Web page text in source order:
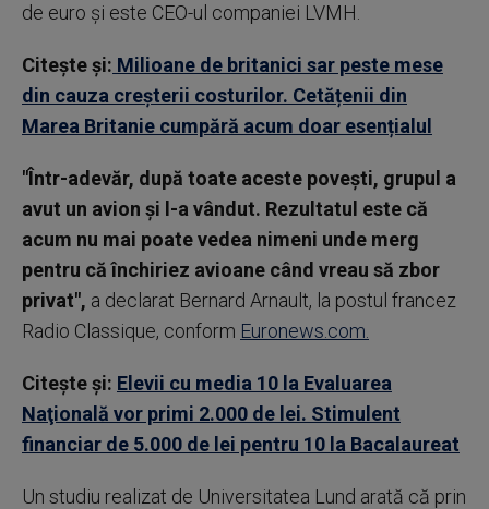
de euro și este CEO-ul companiei LVMH.
Citește și: Milioane de britanici sar peste mese
din cauza creşterii costurilor. Cetățenii din
Marea Britanie cumpără acum doar esențialul
"Într-adevăr, după toate aceste povești, grupul a
avut un avion și l-a vândut. Rezultatul este că
acum nu mai poate vedea nimeni unde merg
pentru că închiriez avioane când vreau să zbor
privat", a declarat Bernard Arnault, la postul francez
Radio Classique, conform Euronews.com.
Citește și: Elevii cu media 10 la Evaluarea
Naţională vor primi 2.000 de lei. Stimulent
financiar de 5.000 de lei pentru 10 la Bacalaureat
Un studiu realizat de Universitatea Lund arată că prin